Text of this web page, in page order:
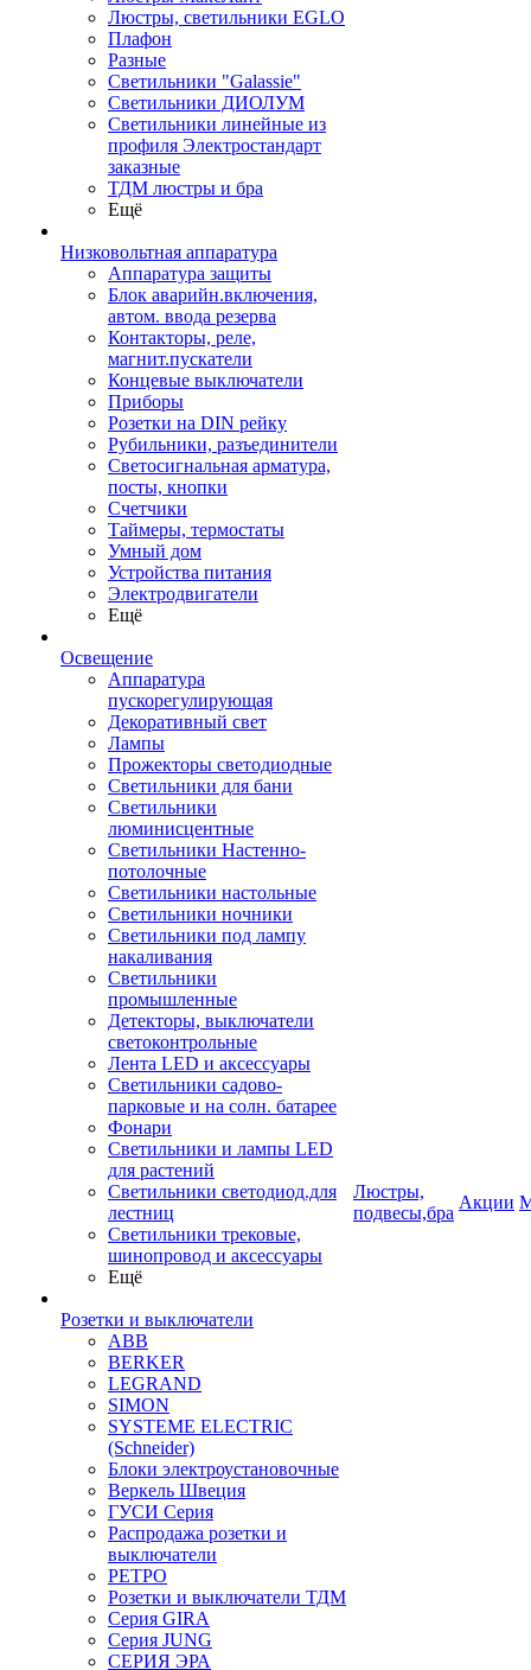
Люстры, светильники EGLO
Плафон
Разные
Светильники "Galassie"
Светильники ДИОЛУМ
Светильники линейные из
профиля Электростандарт
заказные
ТДМ люстры и бра
Ещё
Низковольтная аппаратура
Аппаратура защиты
Блок аварийн.включения,
автом. ввода резерва
Контакторы, реле,
магнит.пускатели
Концевые выключатели
Приборы
Розетки на DIN рейку
Рубильники, разъединители
Светосигнальная арматура,
посты, кнопки
Счетчики
Таймеры, термостаты
Умный дом
Устройства питания
Электродвигатели
Ещё
Освещение
Аппаратура
пускорегулирующая
Декоративный свет
Лампы
Прожекторы светодиодные
Светильники для бани
Светильники
люминисцентные
Светильники Настенно-
потолочные
Светильники настольные
Светильники ночники
Светильники под лампу
накаливания
Светильники
промышленные
Детекторы, выключатели
светоконтрольные
Лента LED и аксессуары
Светильники садово-
парковые и на солн. батарее
Фонари
Светильники и лампы LED
для растений
Светильники светодиод.для
лестниц
Светильники трековые,
шинопровод и аксессуары
Ещё
Розетки и выключатели
ABB
BERKER
LEGRAND
SIMON
SYSTEME ELECTRIC
(Schneider)
Блоки электроустановочные
Веркель Швеция
ГУСИ Серия
Распродажа розетки и
выключатели
РЕТРО
Розетки и выключатели ТДМ
Серия GIRA
Серия JUNG
СЕРИЯ ЭРА
Люстры,
подвесы,бра
Акции